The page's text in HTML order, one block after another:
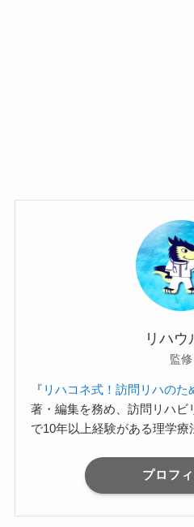
リハウ
監修
『 リハコネ式！訪問リハのた
著・編集を務め、訪問リハビ
で10年以上経験がある理学療
プロフ